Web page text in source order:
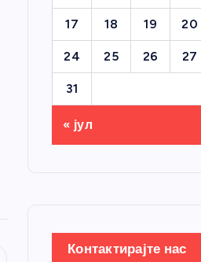
17 18 19 20
24 25 26 27
31
« јул
Контактирајте нас